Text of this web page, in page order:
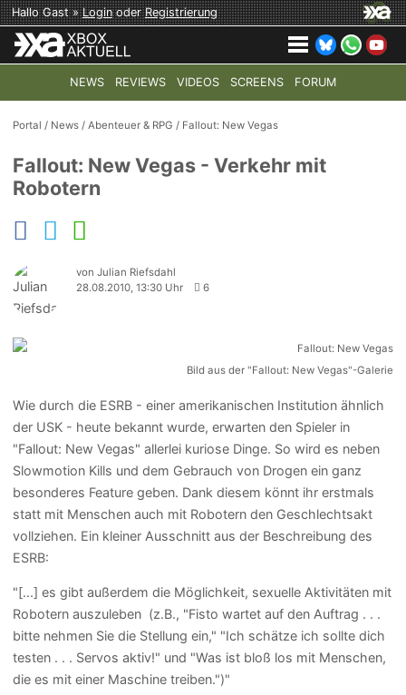
Hallo Gast »LoginoderRegistrierung
NEWS REVIEWS VIDEOS SCREENS FORUM
TOP-THEMEN: COD: MODERN WARFARE 4 HALO:
Portal / News /Abenteuer & RPG / Fallout: New Vegas
Fallout: New Vegas - Verkehr mit
Robotern
von Julian Riefsdahl
28.08.2010, 13:30 Uhr
6
Bild aus der "Fallout: New Vegas"-Galerie
Wie durch die ESRB - einer amerikanischen Institution ähnlich
der USK - heute bekannt wurde, erwarten den Spieler in
"Fallout: New Vegas" allerlei kuriose Dinge. So wird es neben
Slowmotion Kills und dem Gebrauch von Drogen ein ganz
besonderes Feature geben. Dank diesem könnt ihr erstmals
statt mit Menschen auch mit Robotern den Geschlechtsakt
vollziehen. Ein kleiner Ausschnitt aus der Beschreibung des
ESRB:
"[...] es gibt außerdem die Möglichkeit, sexuelle Aktivitäten mit
Robotern auszuleben (z.B., "Fisto wartet auf den Auftrag . . .
bitte nehmen Sie die Stellung ein," "Ich schätze ich sollte dich
testen . . . Servos aktiv!" und "Was ist bloß los mit Menschen,
die es mit einer Maschine treiben.")"